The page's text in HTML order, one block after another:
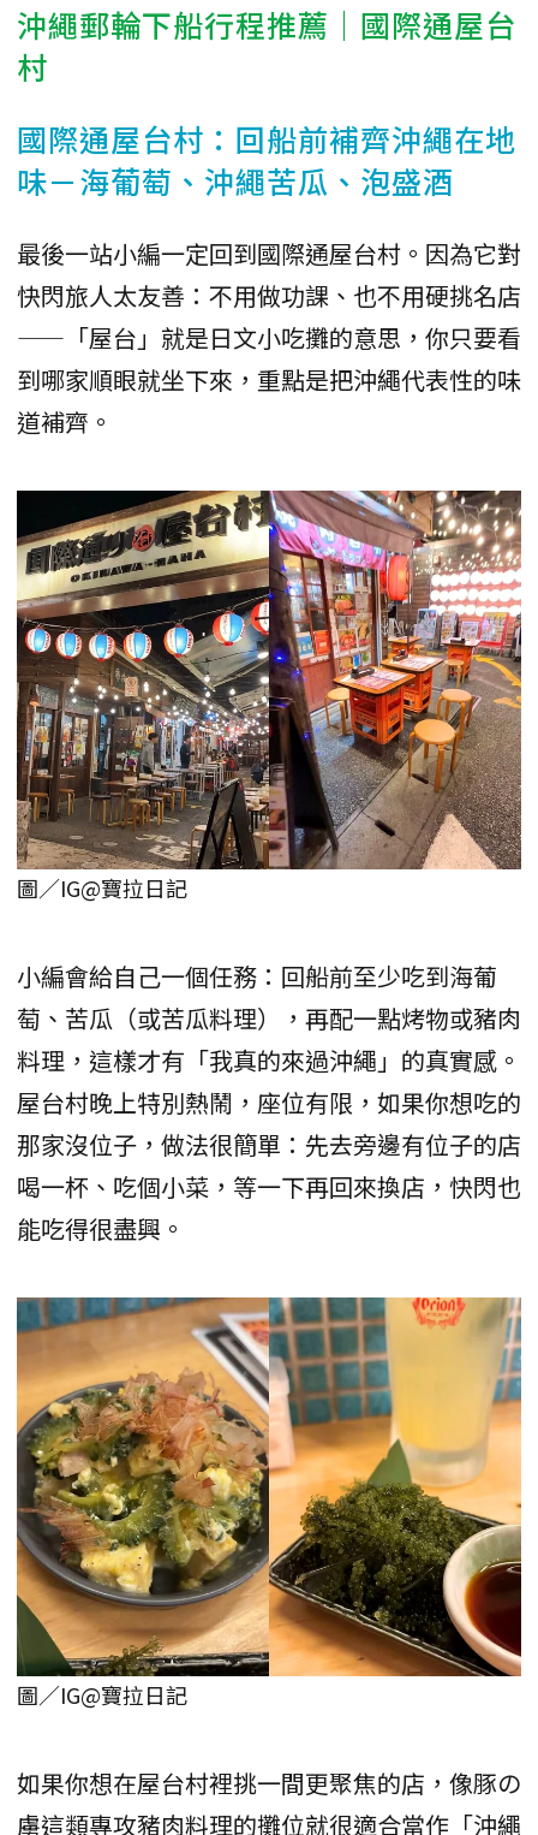
沖繩郵輪下船行程推薦｜國際通屋台
村
國際通屋台村：回船前補齊沖繩在地
味－海葡萄、沖繩苦瓜、泡盛酒
最後一站小編一定回到國際通屋台村。因為它對
快閃旅人太友善：不用做功課、也不用硬挑名店
——「屋台」就是日文小吃攤的意思，你只要看
到哪家順眼就坐下來，重點是把沖繩代表性的味
道補齊。
圖／IG@寶拉日記
小編會給自己一個任務：回船前至少吃到海葡
萄、苦瓜（或苦瓜料理），再配一點烤物或豬肉
料理，這樣才有「我真的來過沖繩」的真實感。
屋台村晚上特別熱鬧，座位有限，如果你想吃的
那家沒位子，做法很簡單：先去旁邊有位子的店
喝一杯、吃個小菜，等一下再回來換店，快閃也
能吃得很盡興。
圖／IG@寶拉日記
如果你想在屋台村裡挑一間更聚焦的店，像豚の
虜這類專攻豬肉料理的攤位就很適合當作「沖繩